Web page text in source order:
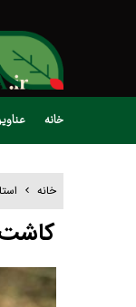
خانه
خانه
کاشت